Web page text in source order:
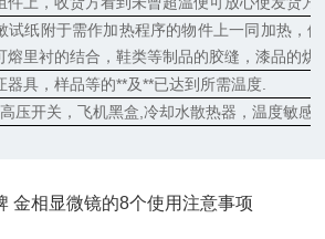
试纸附于需作加热程序的物件上一同加热，
熔里衬的结合，鞋类等制品的胶缝，漆品的烘
器具，样品等的**及**已达到所需温度
压开关，飞机黑盒 ,冷却水散热器，温度敏感
金相显微镜的8个使用注意事项